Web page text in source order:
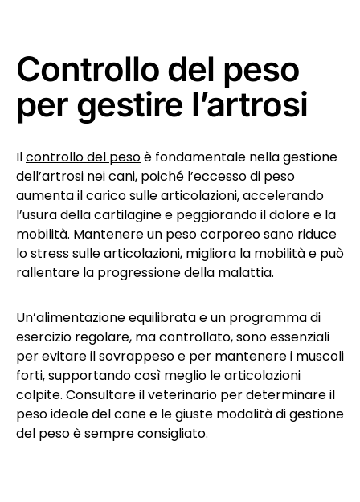
Controllo del peso
per gestire l’artrosi
Ilcontrollo del pesoè fondamentale nella gestione
dell’artrosi nei cani, poiché l’eccesso di peso
aumenta il carico sulle articolazioni, accelerando
l’usura della cartilagine e peggiorando il dolore e la
mobilità. Mantenere un peso corporeo sano riduce
lo stress sulle articolazioni, migliora la mobilità e può
rallentare la progressione della malattia.
Un’alimentazione equilibrata e un programma di
esercizio regolare, ma controllato, sono essenziali
per evitare il sovrappeso e per mantenere i muscoli
forti, supportando così meglio le articolazioni
colpite. Consultare il veterinario per determinare il
peso ideale del cane e le giuste modalità di gestione
del peso è sempre consigliato.